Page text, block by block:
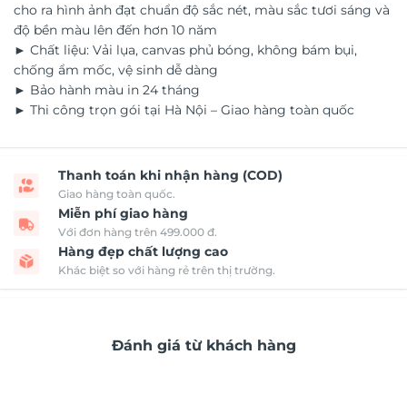
cho ra hình ảnh đạt chuẩn độ sắc nét, màu sắc tươi sáng và
độ bền màu lên đến hơn 10 năm
► Chất liệu: Vải lụa, canvas phủ bóng, không bám bụi,
chống ẩm mốc, vệ sinh dễ dàng
► Bảo hành màu in 24 tháng
► Thi công trọn gói tại Hà Nội – Giao hàng toàn quốc
Thanh toán khi nhận hàng (COD)
Giao hàng toàn quốc.
Miễn phí giao hàng
Với đơn hàng trên 499.000 đ.
Hàng đẹp chất lượng cao
Khác biệt so với hàng rẻ trên thị trường.
Đánh giá từ khách hàng